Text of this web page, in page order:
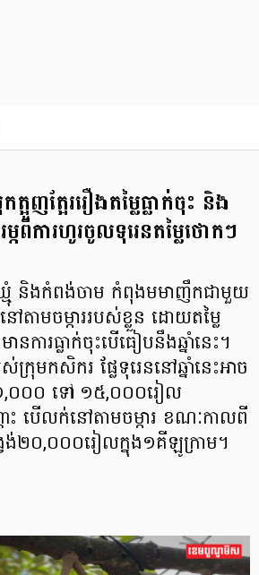
ត្អូញត្អែររឿងតម្លៃធ្លាក់ចុះ និង
ភពីការហូរចូលទុរេនតម្លៃថោកៗ
មុំ និងកំពង់ចាម កំពុងមមាញឹកជាមួយ
តាមចម្ការរបស់ខ្លួន ដោយតម្លៃ
ានការធ្លាក់ចុះបើធៀបនឹងឆ្នាំនេះ។
ក្រុមកសិករ ផ្លែទុរេននៅឆ្នាំនេះអាច
,០០០ ទៅ ១៥,០០០រៀល
ះ បើលក់នៅតាមចម្ការ ខណៈកាលពី
ង្វង់២០,០០០រៀលក្នុង១គីឡូក្រាម។